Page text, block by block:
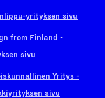
yrityksen sivu
from Finland -
sivu
Yritys -
sivu